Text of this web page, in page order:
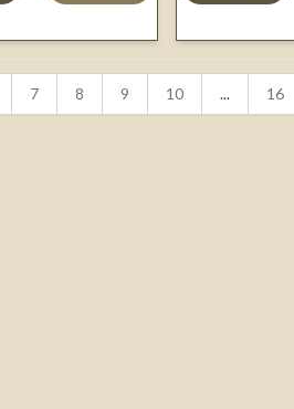
7 8 9 10 ... 16